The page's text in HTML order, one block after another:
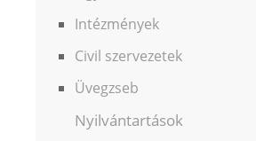
Intézmények
Civil szervezetek
Üvegzseb
Nyilvántartások